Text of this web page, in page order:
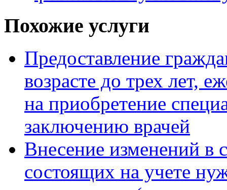
Похожие услуги
Предоставление
возрасте до трех лет,
на приобретение
заключению врачей
Внесение изменений в
состоящих на учете